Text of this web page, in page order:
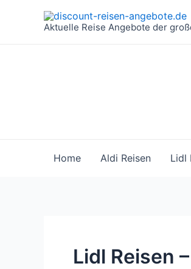
Aktuelle Reise Angebote der
Home Aldi Reisen Lidl
Lidl Reisen